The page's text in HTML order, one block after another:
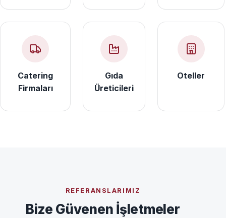
Catering
Firmaları
Gıda
Üreticileri
Oteller
REFERANSLARIMIZ
Bize Güvenen İşletmeler